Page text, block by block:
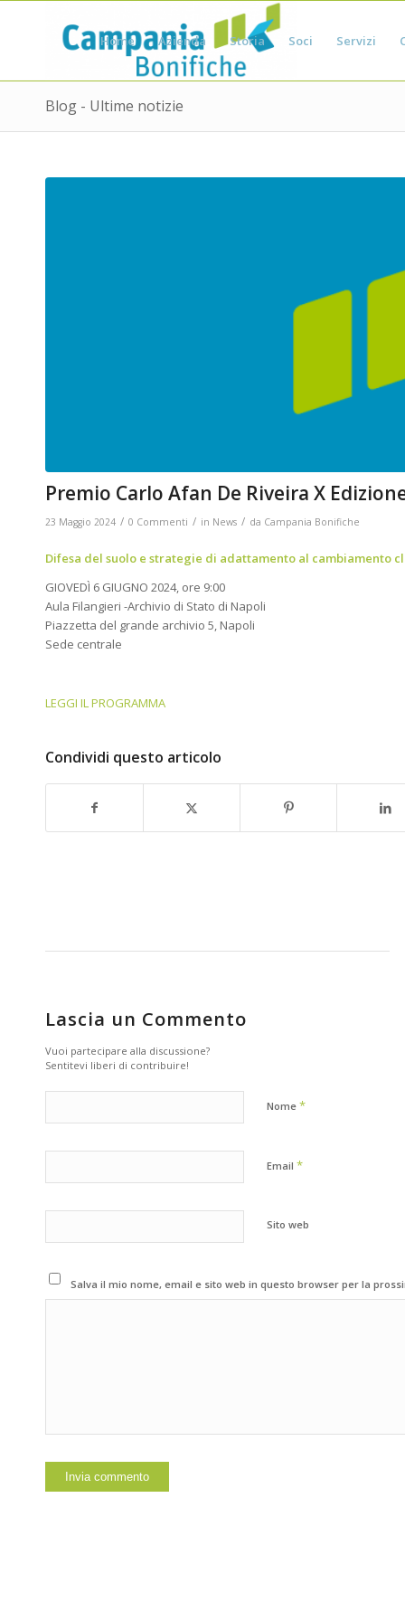
Home Azienda Storia Soci Servizi
Blog - Ultime notizie
Premio Carlo Afan De Riveira X
23 Maggio 2024 / 0 Commenti / in News / da Campania Bonifiche
Difesa del suolo e strategie di adattamento al cambiamento
GIOVEDÌ 6 GIUGNO 2024, ore 9:00
Aula Filangieri -Archivio di Stato di Napoli
Piazzetta del grande archivio 5, Napoli
Sede centrale
LEGGI IL PROGRAMMA
Condividi questo articolo
Lascia un Commento
Vuoi partecipare alla discussione?
Sentitevi liberi di contribuire!
Nome *
Email *
Sito web
Salva il mio nome, email e sito web in questo browser per la